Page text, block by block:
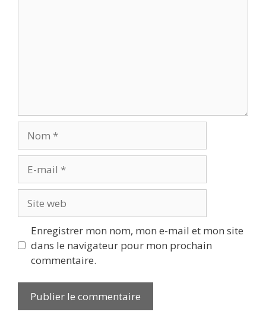
mail
web
Enregistrer mon nom, mon e-mail et mon site
dans le navigateur pour mon prochain
commentaire.